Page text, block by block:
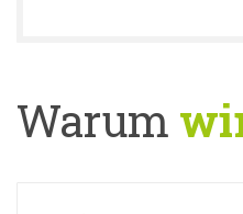
Warum